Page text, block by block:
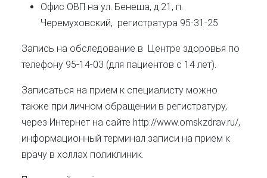
Офис ОВП на ул. Бенеша, д.21, п.
Черемуховский, регистратура 95-31-25
Запись на обследование в Центре здоровья по
телефону 95-14-03 (для пациентов с 14 лет).
Записаться на прием к специалисту можно
также при личном обращении в регистратуру,
через Интернет на сайте http://www.omskzdrav.ru/,
информационный терминал записи на прием к
врачу в холлах поликлиник.